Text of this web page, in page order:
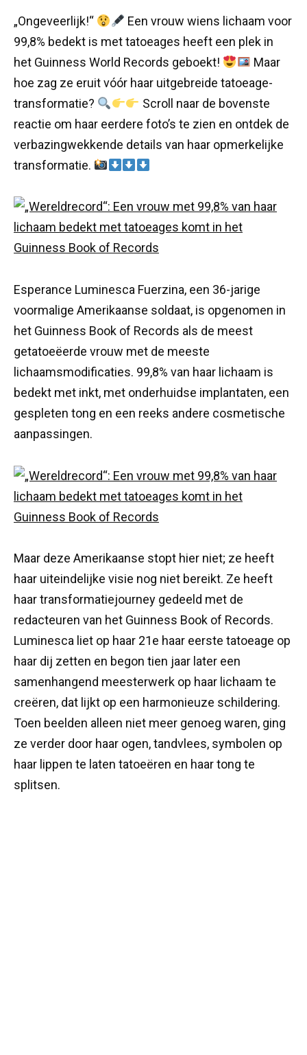
„Ongeveerlijk!“
Een vrouw wiens lichaam voor
99,8% bedekt is met tatoeages heeft een plek in
het Guinness World Records geboekt!
Maar
hoe zag ze eruit vóór haar uitgebreide tatoeage-
transformatie?
Scroll naar de bovenste
reactie om haar eerdere foto’s te zien en ontdek de
verbazingwekkende details van haar opmerkelijke
transformatie.
Esperance Luminesca Fuerzina, een 36-jarige
voormalige Amerikaanse soldaat, is opgenomen in
het Guinness Book of Records als de meest
getatoeëerde vrouw met de meeste
lichaamsmodificaties. 99,8% van haar lichaam is
bedekt met inkt, met onderhuidse implantaten, een
gespleten tong en een reeks andere cosmetische
aanpassingen.
Maar deze Amerikaanse stopt hier niet; ze heeft
haar uiteindelijke visie nog niet bereikt. Ze heeft
haar transformatiejourney gedeeld met de
redacteuren van het Guinness Book of Records.
Luminesca liet op haar 21e haar eerste tatoeage op
haar dij zetten en begon tien jaar later een
samenhangend meesterwerk op haar lichaam te
creëren, dat lijkt op een harmonieuze schildering.
Toen beelden alleen niet meer genoeg waren, ging
ze verder door haar ogen, tandvlees, symbolen op
haar lippen te laten tatoeëren en haar tong te
splitsen.